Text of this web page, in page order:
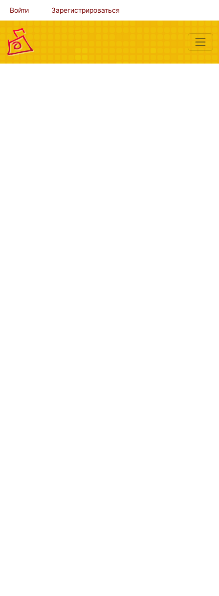
Войти Зарегистрироваться